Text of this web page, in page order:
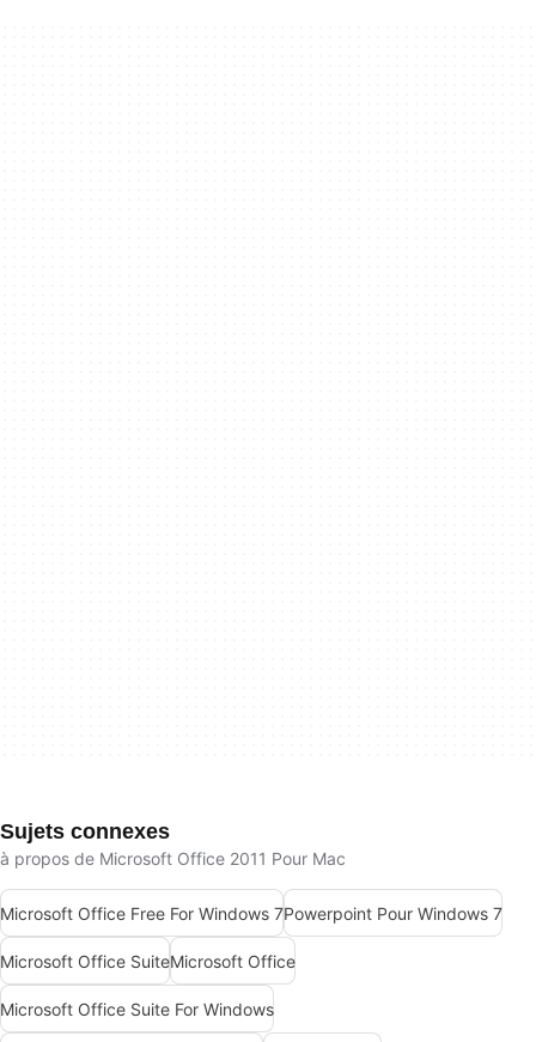
Sujets connexes
à propos de Microsoft Office 2011 Pour Mac
Microsoft Office Free For Windows 7Powerpoint Pour Windows 7
Microsoft Office SuiteMicrosoft Office
Microsoft Office Suite For Windows